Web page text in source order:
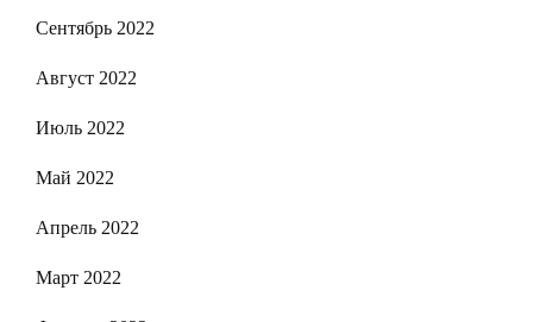
Сентябрь 2022
Август 2022
Июль 2022
Май 2022
Апрель 2022
Март 2022